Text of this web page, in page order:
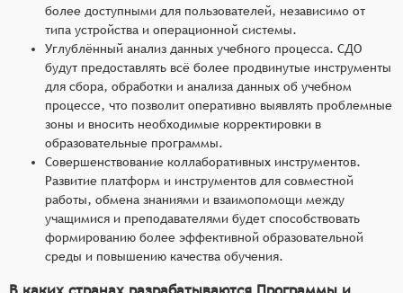
более доступными для пользователей, независимо от
типа устройства и операционной системы.
Углублённый анализ данных учебного процесса. СДО
будут предоставлять всё более продвинутые инструменты
для сбора, обработки и анализа данных об учебном
процессе, что позволит оперативно выявлять проблемные
зоны и вносить необходимые корректировки в
образовательные программы.
Совершенствование коллаборативных инструментов.
Развитие платформ и инструментов для совместной
работы, обмена знаниями и взаимопомощи между
учащимися и преподавателями будет способствовать
формированию более эффективной образовательной
среды и повышению качества обучения.